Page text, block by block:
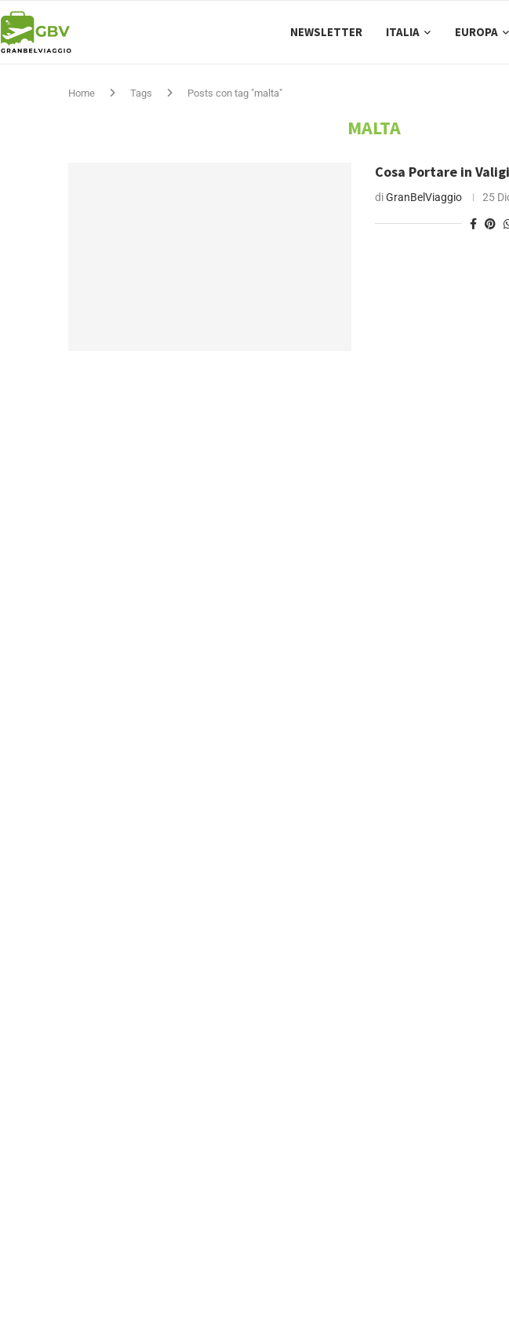
NEWSLETTER ITALIA EUROPA
Home Tags Posts con tag "malta"
MALTA
Cosa Portare in
diGranBelViaggio 25